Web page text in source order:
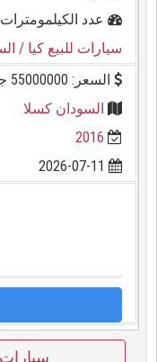
عدد الكيلمومترات: 195000
سيارات للبيع كيا /
السعر: 55000000 جنيه
السودان كسلا
2016
سيارات